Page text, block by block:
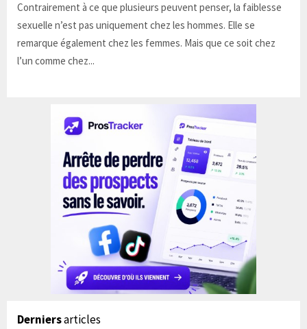
Contrairement à ce que plusieurs peuvent penser, la faiblesse
sexuelle n’est pas uniquement chez les hommes. Elle se
remarque également chez les femmes. Mais que ce soit chez
l’un comme chez...
Derniersarticles